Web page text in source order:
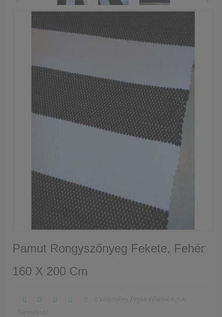
Pamut Rongyszőnyeg Fekete, Fehér
160 X 200 Cm
/